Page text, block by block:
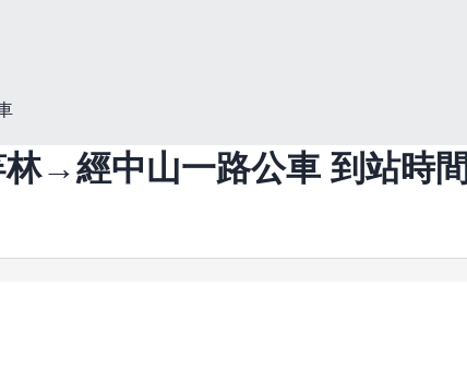
林→經中山一路公車 到站時間